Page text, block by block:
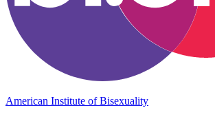
American Institute of Bisexuality